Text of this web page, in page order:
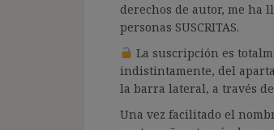
derechos de autor, me ha
personas SUSCRITAS.
La suscripción es
indistintamente, del
la barra lateral, a través del
Una vez facilitado el